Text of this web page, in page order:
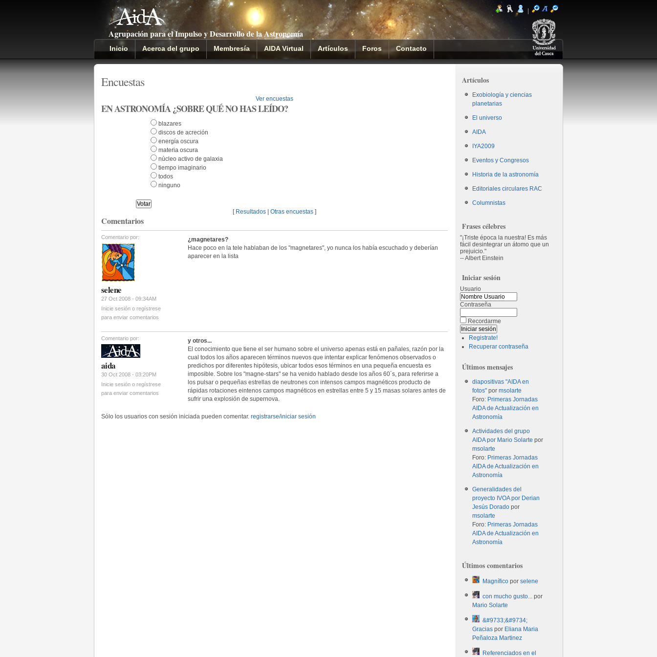
Agrupación para el Impulso y Desarrollo de la Astronomía
Inicio Acerca del grupo Membresía AIDA Virtual Artículos Foros Contacto
Encuestas
Ver encuestas
EN ASTRONOMÍA ¿SOBRE QUÉ NO HAS LEÍDO?
blazares
discos de acreción
energía oscura
materia oscura
núcleo activo de galaxia
tiempo imaginario
todos
ninguno
[ Resultados |Otras encuestas ]
Comentarios
Comentario por:
selene
27 Oct 2008 - 09:34AM
Inicie sesión o regístrese
para enviar comentarios
¿magnetares?
Hace poco en la tele hablaban de los "magnetares", yo nunca los había escuchado y deberían
aparecer en la lista
Comentario por:
aida
30 Oct 2008 - 03:20PM
Inicie sesión o regístrese
para enviar comentarios
y otros...
El conocimiento que tiene el ser humano sobre el universo apenas está en pañales, razón por la
cual todos los años aparecen términos nuevos que intentar explicar fenómenos observados o
predichos por diferentes hipótesis, ubicar todos esos términos en una pequeña encuesta es
imposible. Sobre los "magne-stars" se ha venido hablado desde los años 60´s, para referirse a
los pulsar o pequeñas estrellas de neutrones con intensos campos magnéticos producto de
rápidas rotaciones eintenos campos magnéticos en estrellas entre 5 y 15 masas solares antes de
sufrir una explosión de supernova.
Sólo los usuarios con sesión iniciada pueden comentar. registrarse/iniciar sesión
Artículos
Exobiología y ciencias
planetarias
El universo
AIDA
IYA2009
Eventos y Congresos
Historia de la astronomía
Editoriales circulares RAC
Columnistas
Frases célebres
¡Triste época la nuestra! Es más
fácil desintegrar un átomo que un
prejuicio.
-- Albert Einstein
Iniciar sesión
Usuario
Contraseña
Recordarme
Registrate!
Recuperar contraseña
Últimos mensajes
diapositivas "AIDA en
fotos" pormsolarte
Foro: Primeras Jornadas
AIDA de Actualización en
Astronomía
Actividades del grupo
AIDA por Mario Solarte por
msolarte
Foro: Primeras Jornadas
AIDA de Actualización en
Astronomía
Generalidades del
proyecto IVOA por Derian
Jesús Dorado por
msolarte
Foro: Primeras Jornadas
AIDA de Actualización en
Astronomía
Últimos comentarios
Magnífico porselene
con mucho gusto... por
Mario Solarte
&#9733;&#9734;
Gracias por Eliana Maria
Peñaloza Martinez
Referenciados en el